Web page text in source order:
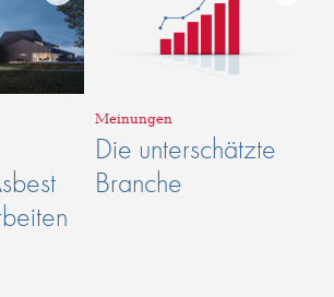
Meinungen
Die unterschätzte
Branche